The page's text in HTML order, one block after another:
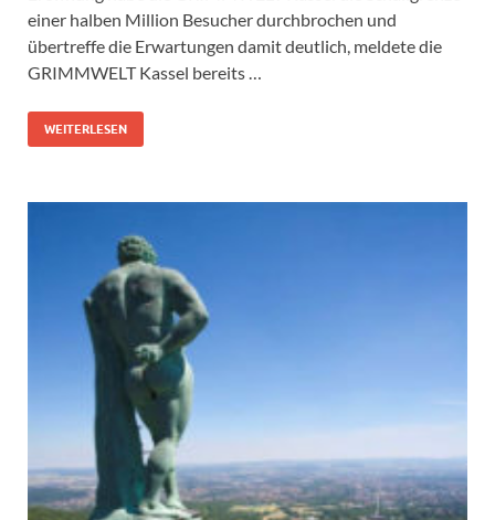
einer halben Million Besucher durchbrochen und
übertreffe die Erwartungen damit deutlich, meldete die
GRIMMWELT Kassel bereits …
WEITERLESEN